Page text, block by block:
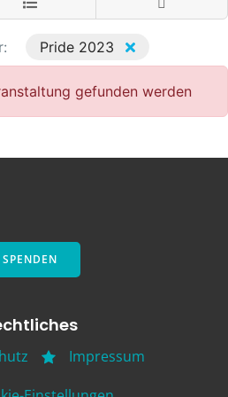
Pride 2023
gefunden werden
SPENDEN
Impressum